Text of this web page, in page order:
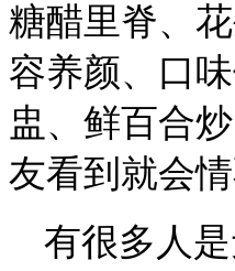
糖醋里脊、
容养颜、口
盅、鲜百合
友看到就会
有很多人